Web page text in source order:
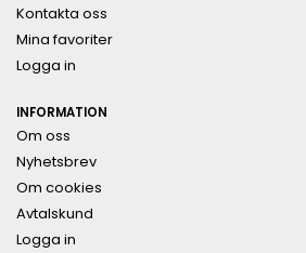
Kontakta oss
Mina favoriter
Logga in
INFORMATION
Om oss
Nyhetsbrev
Om cookies
Avtalskund
Logga in